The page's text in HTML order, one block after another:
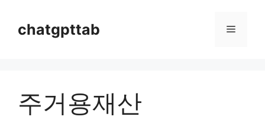
chatgpttab 메
주거용재산